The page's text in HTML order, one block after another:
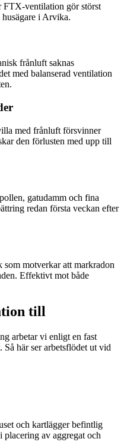
FTX-ventilation gör störst
i Arvika.
frånluft saknas
med balanserad ventilation
med frånluft försvinner
den förlusten med upp till
gatudamm och fina
redan första veckan efter
motverkar att markradon
Effektivt mot både
till
arbetar vi enligt en fast
här ser arbetsflödet ut vid
och kartlägger befintlig
av aggregat och